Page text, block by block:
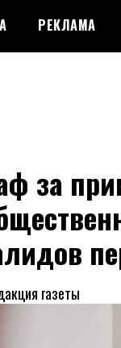
РЕКЛАМА
за
газеты